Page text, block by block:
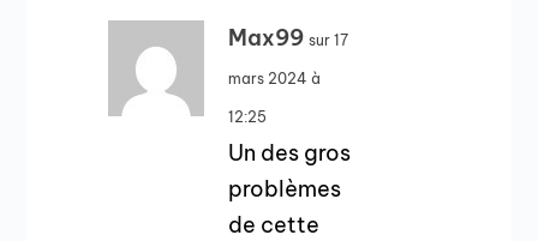
Max99 sur 17
mars 2024 à
12:25
Un des gros
problèmes
de cette